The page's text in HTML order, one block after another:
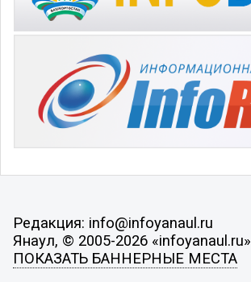
Редакция: info@infoyanaul.ru
Янаул, © 2005-2026 «infoyanaul.ru»
ПОКАЗАТЬ БАННЕРНЫЕ МЕСТА